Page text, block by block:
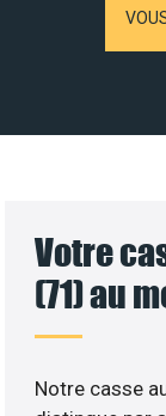
Votre
(71) au
Notre casse